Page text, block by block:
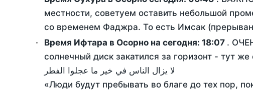
местности, советуем оставить небольшой
со временем Фаджра. То есть Имсак
Время Ифтара в Осорно на сегодня: 18:07 .
солнечный диск закатился за горизонт - тут
لا يزال الناس في خير ما عجلوا الفطر
«Люди будут пребывать во благе до тех пор,